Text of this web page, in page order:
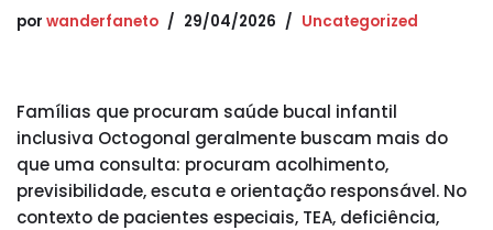
por wanderfaneto 29/04/2026 Uncategorized
Famílias que procuram saúde bucal infantil
inclusiva Octogonal geralmente buscam mais do
que uma consulta: procuram acolhimento,
previsibilidade, escuta e orientação responsável. No
contexto de pacientes especiais, TEA, deficiência,